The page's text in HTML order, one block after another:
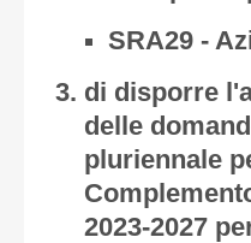
SRA29 -
di disporre
delle
pluriennale
2023-2027